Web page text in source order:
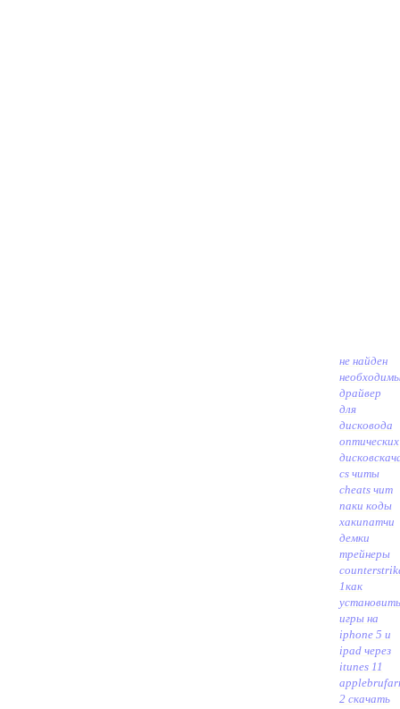
не найден
драйвер
для
дисковода
оптических
дисков
cs читы
cheats чит
паки коды
хакипатчи
демки
трейнеры
1как
установить
игры на
iphone 5 и
ipad через
itunes 11
applebru
2 скачать